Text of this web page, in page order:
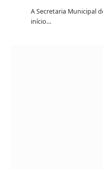
A Secretaria Municipal
início…